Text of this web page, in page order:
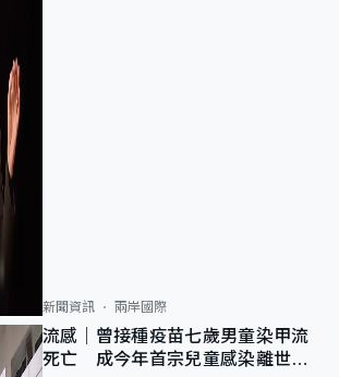
新聞資訊 兩岸國際
流感｜曾接種疫苗七歲男童染甲流
死亡 成今年首宗兒童感染離世個